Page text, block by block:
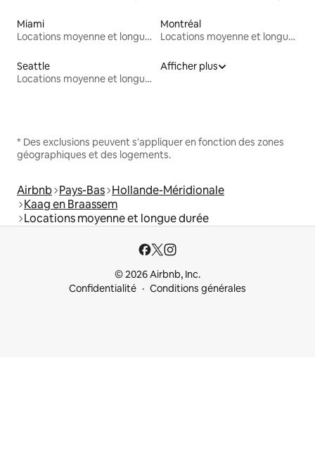
Miami
Locations moyenne et longue durée
Montréal
Locations moyenne et longue durée
Seattle
Locations moyenne et longue durée
Afficher plus
* Des exclusions peuvent s'appliquer en fonction des zones
géographiques et des logements.
Airbnb Pays-Bas Hollande-Méridionale
Kaag en Braassem
Locations moyenne et longue durée
© 2026 Airbnb, Inc.
Confidentialité
Conditions générales